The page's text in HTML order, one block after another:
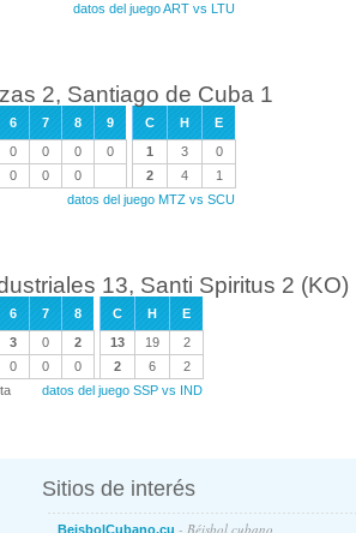
datos del juego ART vs LTU
2, Santiago de Cuba 1
6 7 8 9 C H
E
0 0 0 0 1 3
0
0 0 0 2 4
1
datos del juego MTZ vs SCU
13, Santi Spiritus 2 (KO)
6 7 8 C H
E
3 0 2 13 19
2
0 0 0 2 6
2
datos del juego SSP vs IND
Sitios de interés
BeisbolCubano.cu - Béisbol cubano